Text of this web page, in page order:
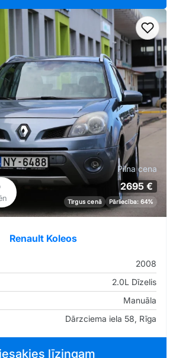
Pilna cena
2695 €
Tirgus cenā Pārliecība: 64%
Renault Koleos
2008
2.0L Dīzelis
Manuāla
Dārzciema iela 58, Rīga
līzingam